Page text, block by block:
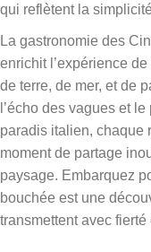
qui reflètent la
La gastronomie des
enrichit l’expérience
de terre, de mer, et de
l’écho des vagues et
paradis italien, chaque
moment de partage
paysage. Embarquez
bouchée est une
transmettent avec fierté